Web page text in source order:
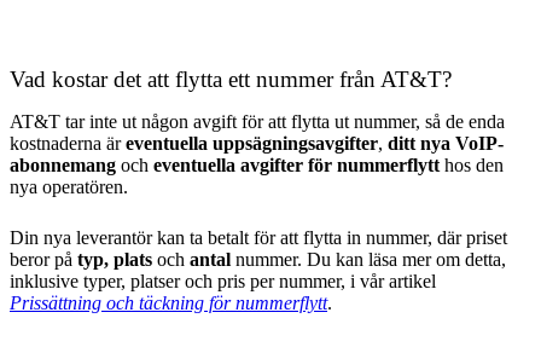
Vad kostar det att flytta ett nummer från AT&T?
AT&T tar inte ut någon avgift för att flytta ut nummer, så de enda
kostnaderna äreventuella uppsägningsavgifter, ditt nya VoIP-
abonnemang och eventuella avgifter för nummerflytt hos den
nya operatören.
Din nya leverantör kan ta betalt för att flytta in nummer, där priset
beror på typ, plats och antal nummer. Du kan läsa mer om detta,
inklusive typer, platser och pris per nummer, i vår artikel
Prissättning och täckning för nummerflytt.